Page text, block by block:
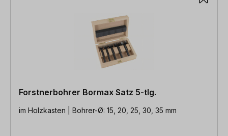
Forstnerbohrer Bormax Satz 5-tlg.
im Holzkasten | Bohrer-Ø: 15, 20, 25, 30, 35 mm